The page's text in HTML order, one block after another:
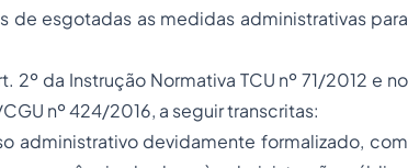
esgotadas as medidas administrativas para
2º da Instrução Normativa TCU nº 71/2012 e no
nº 424/2016, a seguir transcritas:
administrativo devidamente formalizado, com